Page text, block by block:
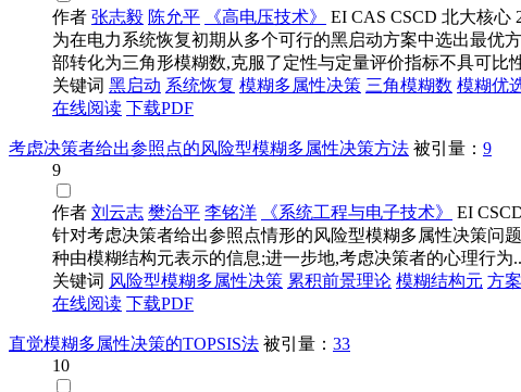
作者 张志毅 陈允平 《高电压技术》 EI CAS CSCD 北大核心
为在电力系统恢复初期从多个可行的黑启动方案中选出最优
部转化为三角形模糊数,克服了定性与定量评价指标不具可比
关键词 黑启动 系统恢复 模糊多属性决策 三角模糊数 模糊优
在线阅读 下载PDF
考虑决策者给出参照点的风险型模糊多属性决策方法 被引量： 9
9
作者 刘云志 樊治平 李铭洋 《系统工程与电子技术》 EI
针对考虑决策者给出参照点情形的风险型模糊多属性决策问
种由模糊结构元表示的信息;进一步地,考虑决策者的心理行为
关键词 风险型模糊多属性决策 累积前景理论 模糊结构元 方
在线阅读 下载PDF
直觉模糊多属性决策的TOPSIS法 被引量： 33
10